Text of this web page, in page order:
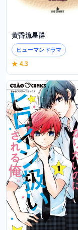
黄昏流星群
ヒューマンドラマ
★ 4.3